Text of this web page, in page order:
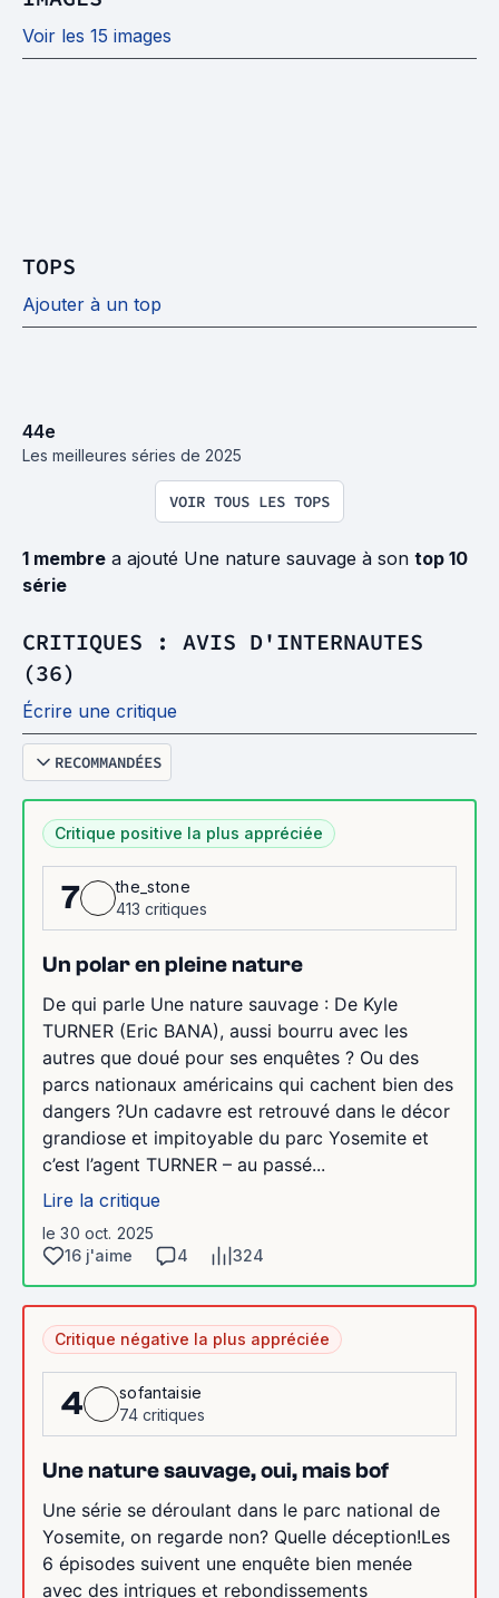
Voir les 15 images
TOPS
Ajouter à un top
44e
Les meilleures séries de 2025
VOIR TOUS LES TOPS
1 membre a ajouté Une nature sauvage à son top 10
série
CRITIQUES : AVIS D'INTERNAUTES
(36)
Écrire une critique
RECOMMANDÉES
Critique positive la plus appréciée
7
the_stone
413 critiques
Un polar en pleine nature
De qui parle Une nature sauvage : De Kyle
TURNER (Eric BANA), aussi bourru avec les
autres que doué pour ses enquêtes ? Ou des
parcs nationaux américains qui cachent bien des
dangers ?Un cadavre est retrouvé dans le décor
grandiose et impitoyable du parc Yosemite et
c’est l’agent TURNER – au passé...
Lire la critique
le 30 oct. 2025
16 j'aime
4 324
Critique négative la plus appréciée
4
sofantaisie
74 critiques
Une nature sauvage, oui, mais bof
Une série se déroulant dans le parc national de
Yosemite, on regarde non? Quelle déception!Les
6 épisodes suivent une enquête bien menée
avec des intrigues et rebondissements